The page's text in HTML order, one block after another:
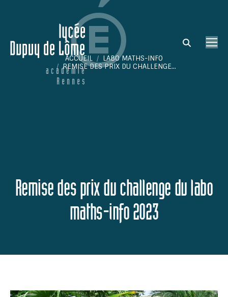
Search:
Vous êtes ici :ACCUEIL
LABO MATHS-INFO
REMISE DES PRIX DU CHALLENGE…
Remise des prix du challenge du labo
maths-info 2023